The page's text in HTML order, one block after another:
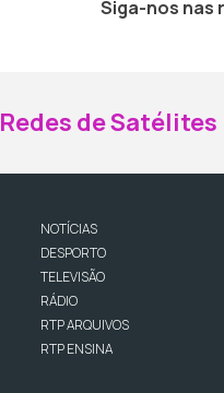
Siga-nos nas
Redes de Satélites
NOTÍCIAS
DESPORTO
TELEVISÃO
RÁDIO
RTP ARQUIVOS
RTP ENSINA